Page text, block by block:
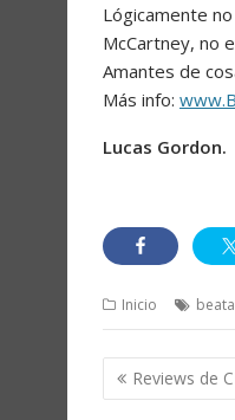
Lógicamente
McCartney, no
Amantes de
Más info:
Lucas Gordon.
Inicio
de
Reviews de